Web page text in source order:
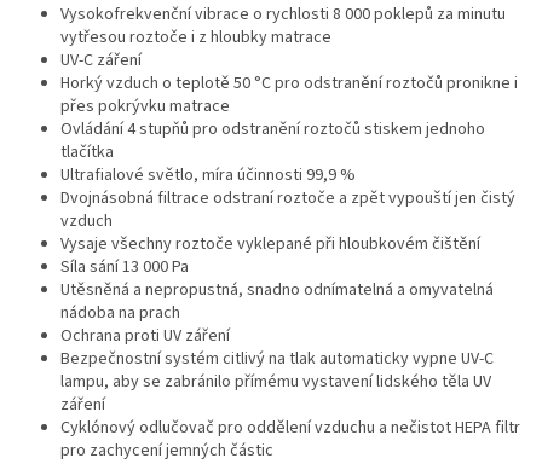
Vysokofrekvenční vibrace o rychlosti 8 000 poklepů za minutu
vytřesou roztoče i z hloubky matrace
UV-C záření
Horký vzduch o teplotě 50 °C pro odstranění roztočů pronikne i
přes pokrývku matrace
Ovládání 4 stupňů pro odstranění roztočů stiskem jednoho
tlačítka
Ultrafialové světlo, míra účinnosti 99,9 %
Dvojnásobná filtrace odstraní roztoče a zpět vypouští jen čistý
vzduch
Vysaje všechny roztoče vyklepané při hloubkovém čištění
Síla sání 13 000 Pa
Utěsněná a nepropustná, snadno odnímatelná a omyvatelná
nádoba na prach
Ochrana proti UV záření
Bezpečnostní systém citlivý na tlak automaticky vypne UV-C
lampu, aby se zabránilo přímému vystavení lidského těla UV
záření
Cyklónový odlučovač pro oddělení vzduchu a nečistot HEPA filtr
pro zachycení jemných částic